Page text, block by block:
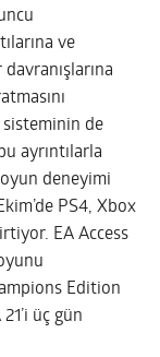
ve
sisteminin de
ayrıntılarla
deneyimi
PS4, Xbox
EA Access
Edition
üç gün